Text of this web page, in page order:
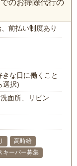
のお掃除代行の
前払い制度あり
な日に働くこと
選択)
面所、リビン
高時給
キーパー募集